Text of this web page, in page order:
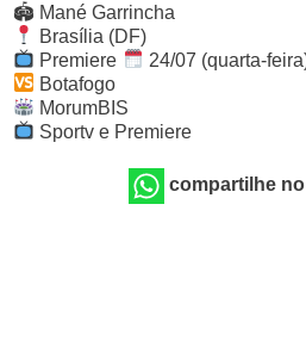
🏟 Mané Garrincha
Brasília (DF)
Premiere
24/07 (quarta-
Botafogo
MorumBIS
Sportv e Premiere
compartilhe